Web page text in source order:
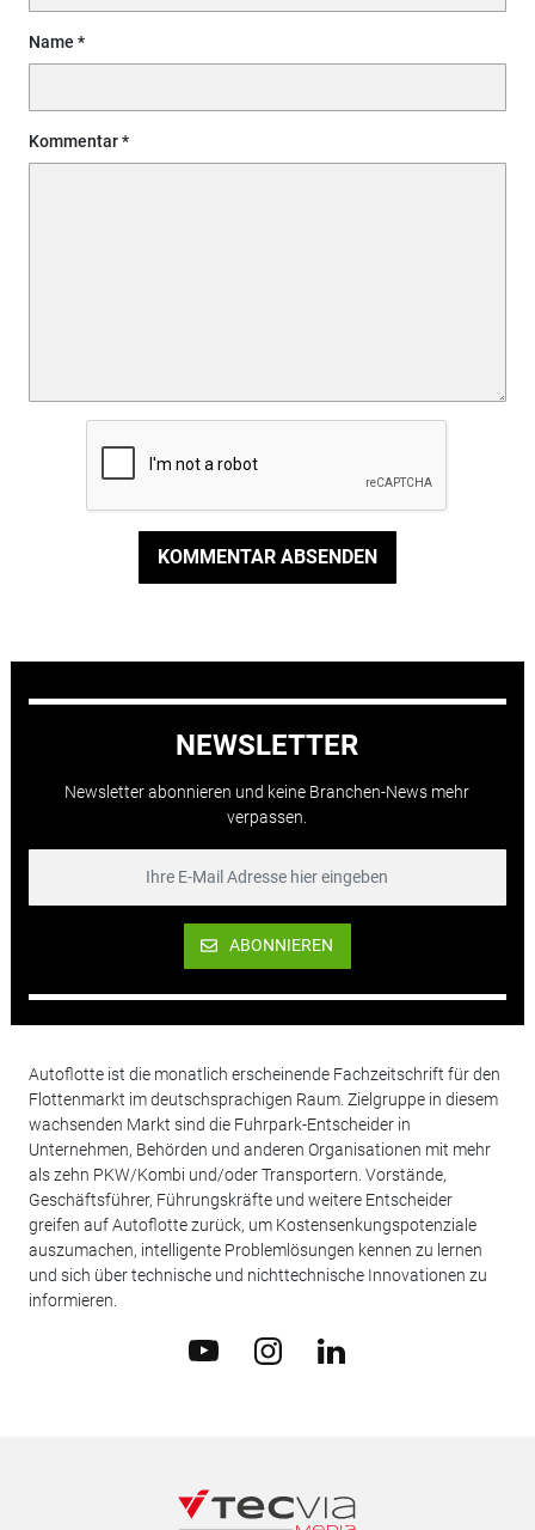
Name
Kommentar
KOMMENTAR ABSENDEN
NEWSLETTER
Newsletter abonnieren und keine Branchen-News mehr
verpassen.
ABONNIEREN
Autoflotte ist die monatlich erscheinende Fachzeitschrift für den
Flottenmarkt im deutschsprachigen Raum. Zielgruppe in diesem
wachsenden Markt sind die Fuhrpark-Entscheider in
Unternehmen, Behörden und anderen Organisationen mit mehr
als zehn PKW/Kombi und/oder Transportern. Vorstände,
Geschäftsführer, Führungskräfte und weitere Entscheider
greifen auf Autoflotte zurück, um Kostensenkungspotenziale
auszumachen, intelligente Problemlösungen kennen zu lernen
und sich über technische und nichttechnische Innovationen zu
informieren.